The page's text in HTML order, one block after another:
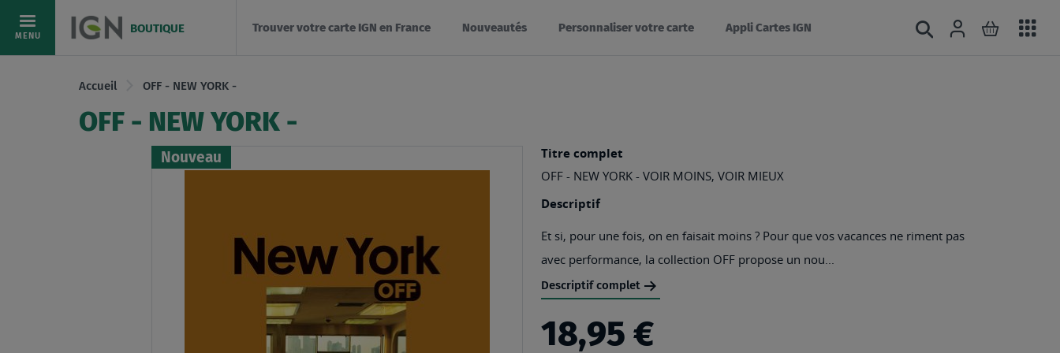
AllezMENU
BOUTIQUE Trouver votre carte IGN en France Nouveautés Personnaliser votre carte Appli Cartes IGN Rechercher
Connexion
Mon
Accueil OFF - NEW YORK -
OFF - NEW YORK -
Nouveau Titre complet
OFF - NEW YORK - VOIR MOINS, VOIR MIEUX
Descriptif
Et si, pour une fois, on en faisait moins ? Pour que vos vacances ne riment pas
avec performance, la collection OFF propose un nou...
Descriptif complet
18,95 €